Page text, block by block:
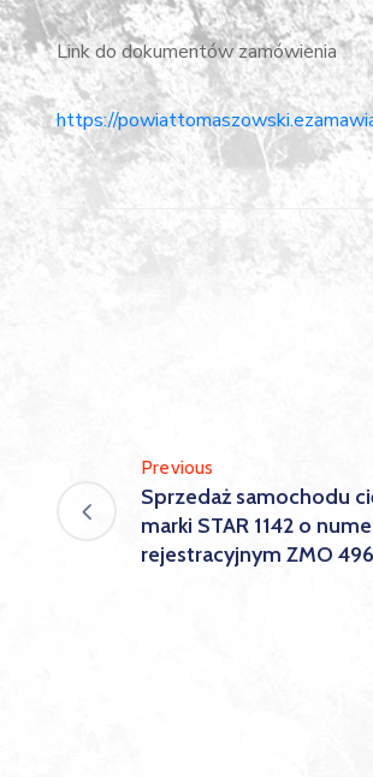
Link do dokumentów zamówienia
https://
Previous
Sprzedaż samochodu
marki STAR 1142 o
rejestracyjnym ZMO